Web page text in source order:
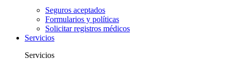
Seguros aceptados
Formularios y políticas
Solicitar registros médicos
Servicios
Servicios